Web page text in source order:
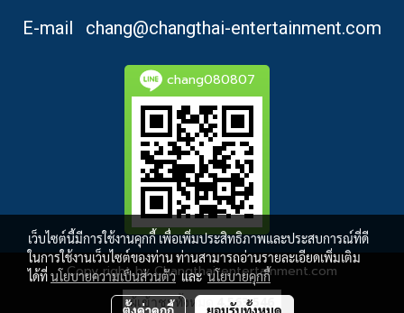
E-mail
chang@changthai-entertainment.com
chang080807
Copy right by Changthai-entertainment.com
ผู้เข้าชมทั้งหมด 4,563,546
เว็บไซต์นี้มีการใช้งานคุกกี้ เพื่อเพิ่มประสิทธิภาพและประสบการณ์ที่ดี
ในการใช้งานเว็บไซต์ของท่าน ท่านสามารถอ่านรายละเอียดเพิ่มเติม
ได้ที่นโยบายความเป็นส่วนตัวและนโยบายคุกกี้